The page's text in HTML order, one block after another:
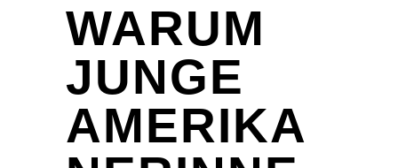
WARUM
JUNGE
AMERIKA